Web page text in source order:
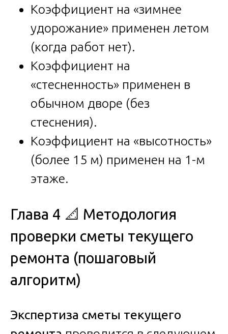
Коэффициент на «зимнее
удорожание» применен летом
(когда работ нет).
Коэффициент на
«стесненность» применен в
обычном дворе (без
стеснения).
Коэффициент на «высотность»
(более 15 м) применен на 1-м
этаже.
Глава 4 📐 Методология
проверки сметы текущего
ремонта (пошаговый
алгоритм)
Экспертиза сметы текущего